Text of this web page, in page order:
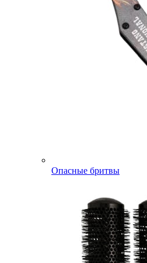
Опасные бритвы